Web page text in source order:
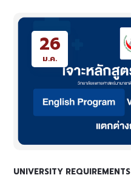
26
ม.ค.
UNIVERSITY REQUIREMENTS